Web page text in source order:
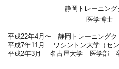
静岡トレーニン
医学博士
平成22年4月〜 静岡トレーニング
平成7年11月 ワシントン大学（セ
平成2年3月 名古屋大学 医学部